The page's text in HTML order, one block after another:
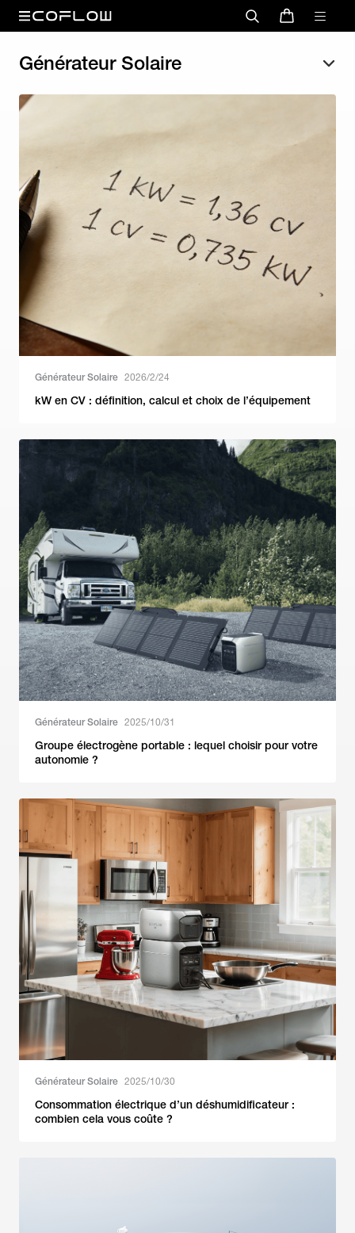
Générateur Solaire
Générateur Solaire 2026/2/24
kW en CV : définition, calcul et choix de l’équipement
Générateur Solaire 2025/10/31
Groupe électrogène portable : lequel choisir pour votre
autonomie ?
Générateur Solaire 2025/10/30
Consommation électrique d’un déshumidificateur :
combien cela vous coûte ?